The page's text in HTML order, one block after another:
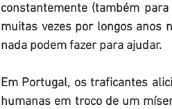
constantemente (também
muitas vezes por longos anos
nada podem fazer para ajudar.
Em Portugal, os traficantes
humanas em troco de um